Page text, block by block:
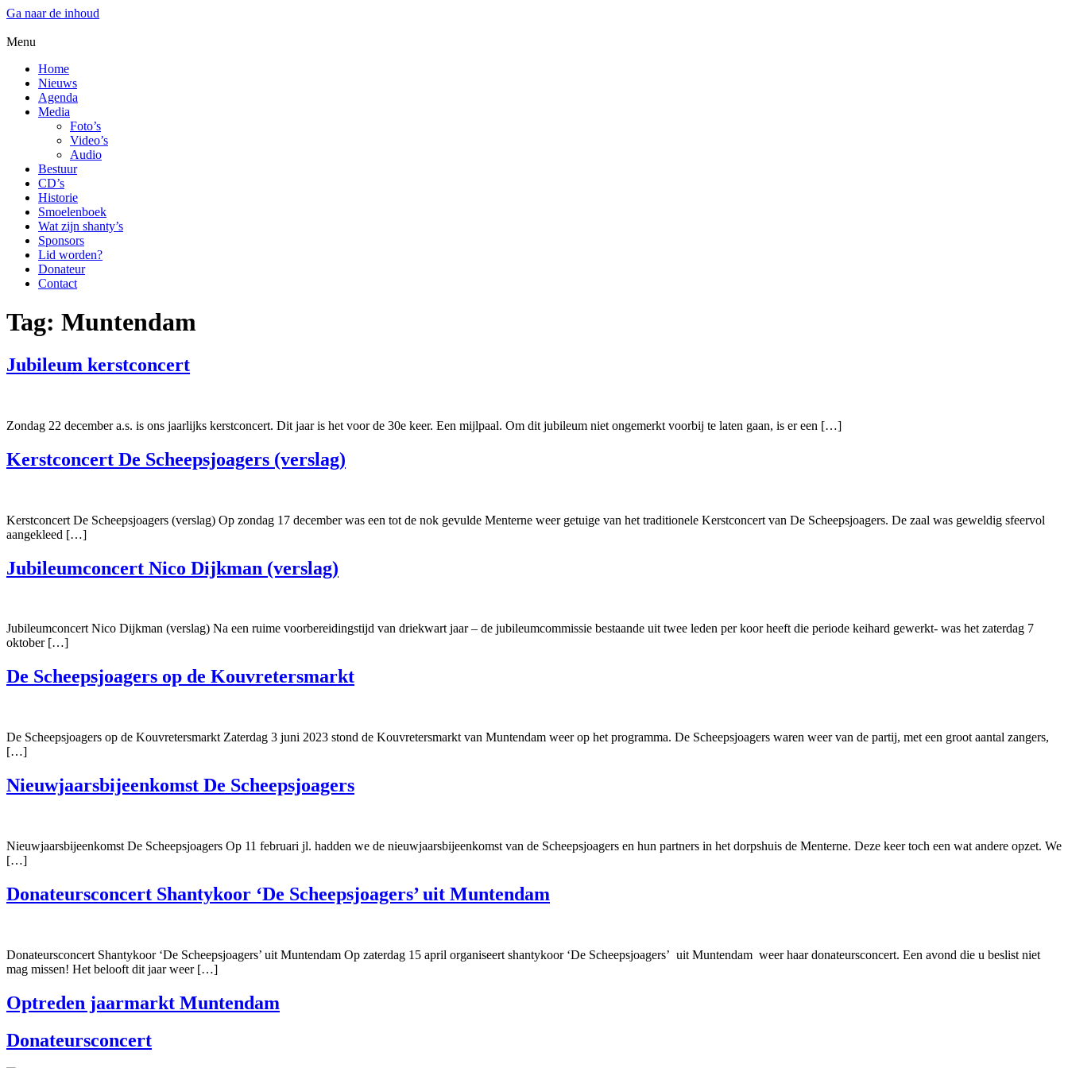
Ga naar de inhoud
Menu
Home
Nieuws
Agenda
Media
Foto’s
Video’s
Audio
Bestuur
CD’s
Historie
Smoelenboek
Wat zijn shanty’s
Sponsors
Lid worden?
Donateur
Contact
Tag: Muntendam
Jubileum kerstconcert
Zondag 22 december a.s. is ons jaarlijks kerstconcert. Dit jaar is het voor de 30e keer. Een mijlpaal. Om dit jubileum niet ongemerkt voorbij te laten gaan, is er een […]
Kerstconcert De Scheepsjoagers (verslag)
Kerstconcert De Scheepsjoagers (verslag) Op zondag 17 december was een tot de nok gevulde Menterne weer getuige van het traditionele Kerstconcert van De Scheepsjoagers. De zaal was geweldig sfeervol
aangekleed […]
Jubileumconcert Nico Dijkman (verslag)
Jubileumconcert Nico Dijkman (verslag) Na een ruime voorbereidingstijd van driekwart jaar – de jubileumcommissie bestaande uit twee leden per koor heeft die periode keihard gewerkt- was het zaterdag 7
oktober […]
De Scheepsjoagers op de Kouvretersmarkt
De Scheepsjoagers op de Kouvretersmarkt Zaterdag 3 juni 2023 stond de Kouvretersmarkt van Muntendam weer op het programma. De Scheepsjoagers waren weer van de partij, met een groot aantal zangers,
[…]
Nieuwjaarsbijeenkomst De Scheepsjoagers
Nieuwjaarsbijeenkomst De Scheepsjoagers Op 11 februari jl. hadden we de nieuwjaarsbijeenkomst van de Scheepsjoagers en hun partners in het dorpshuis de Menterne. Deze keer toch een wat andere opzet. We
[…]
Donateursconcert Shantykoor ‘De Scheepsjoagers’ uit Muntendam
Donateursconcert Shantykoor ‘De Scheepsjoagers’ uit Muntendam Op zaterdag 15 april organiseert shantykoor ‘De Scheepsjoagers’ uit Muntendam weer haar donateursconcert. Een avond die u beslist niet
mag missen! Het belooft dit jaar weer […]
Optreden jaarmarkt Muntendam
Donateursconcert